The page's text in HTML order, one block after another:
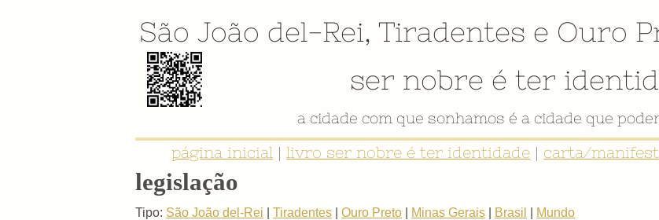
São João del-Rei, Tiradentes e Ouro
ser nobre é ter
a cidade com que sonhamos é a cidade que
página inicial | livro ser nobre é ter identidade | carta/
legislação
Tipo: São João del-Rei Tiradentes Ouro Preto Minas Gerais Brasil Mundo